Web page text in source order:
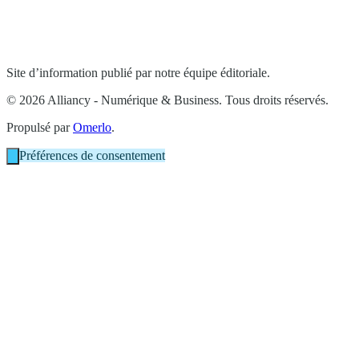
Site d’information publié par notre équipe éditoriale.
© 2026 Alliancy - Numérique & Business. Tous droits réservés.
Propulsé parOmerlo.
Préférences de consentement